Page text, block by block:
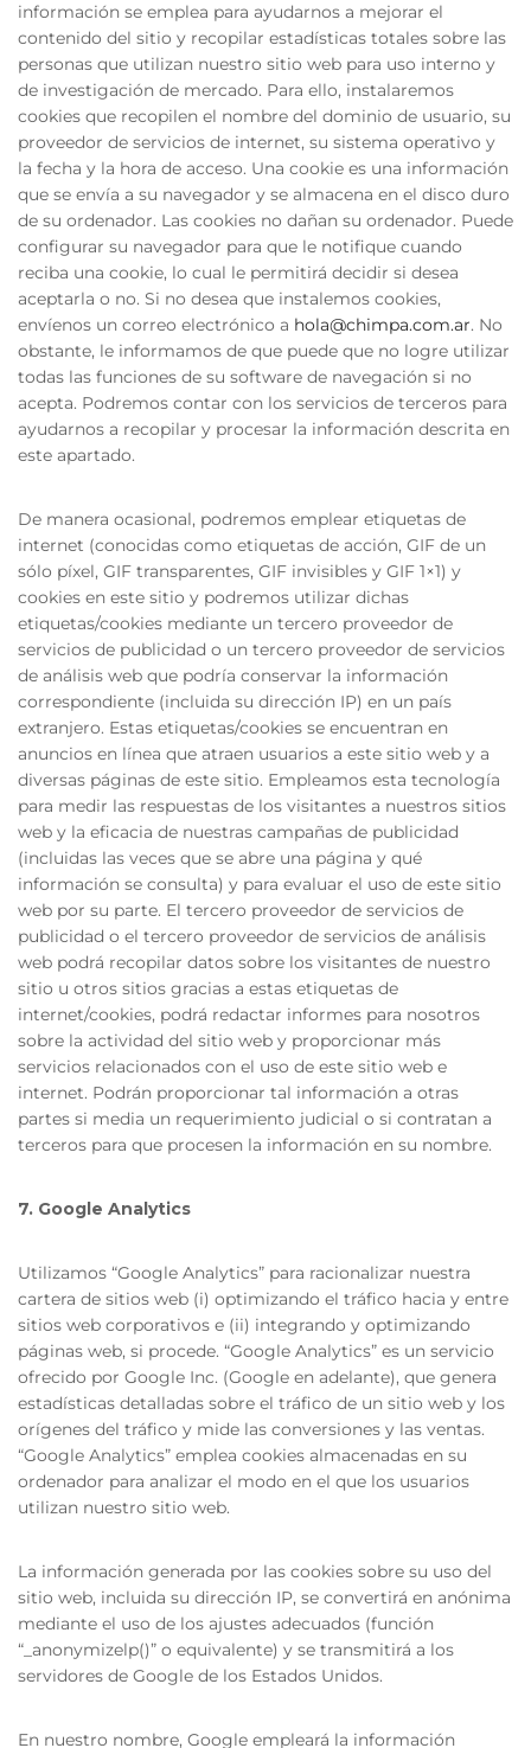
información se emplea para ayudarnos a mejorar el
contenido del sitio y recopilar estadísticas totales sobre las
personas que utilizan nuestro sitio web para uso interno y
de investigación de mercado. Para ello, instalaremos
cookies que recopilen el nombre del dominio de usuario, su
proveedor de servicios de internet, su sistema operativo y
la fecha y la hora de acceso. Una cookie es una información
que se envía a su navegador y se almacena en el disco duro
de su ordenador. Las cookies no dañan su ordenador. Puede
configurar su navegador para que le notifique cuando
reciba una cookie, lo cual le permitirá decidir si desea
aceptarla o no. Si no desea que instalemos cookies,
envíenos un correo electrónico a hola@chimpa.com.ar. No
obstante, le informamos de que puede que no logre utilizar
todas las funciones de su software de navegación si no
acepta. Podremos contar con los servicios de terceros para
ayudarnos a recopilar y procesar la información descrita en
este apartado.
De manera ocasional, podremos emplear etiquetas de
internet (conocidas como etiquetas de acción, GIF de un
sólo píxel, GIF transparentes, GIF invisibles y GIF 1×1) y
cookies en este sitio y podremos utilizar dichas
etiquetas/cookies mediante un tercero proveedor de
servicios de publicidad o un tercero proveedor de servicios
de análisis web que podría conservar la información
correspondiente (incluida su dirección IP) en un país
extranjero. Estas etiquetas/cookies se encuentran en
anuncios en línea que atraen usuarios a este sitio web y a
diversas páginas de este sitio. Empleamos esta tecnología
para medir las respuestas de los visitantes a nuestros sitios
web y la eficacia de nuestras campañas de publicidad
(incluidas las veces que se abre una página y qué
información se consulta) y para evaluar el uso de este sitio
web por su parte. El tercero proveedor de servicios de
publicidad o el tercero proveedor de servicios de análisis
web podrá recopilar datos sobre los visitantes de nuestro
sitio u otros sitios gracias a estas etiquetas de
internet/cookies, podrá redactar informes para nosotros
sobre la actividad del sitio web y proporcionar más
servicios relacionados con el uso de este sitio web e
internet. Podrán proporcionar tal información a otras
partes si media un requerimiento judicial o si contratan a
terceros para que procesen la información en su nombre.
7. Google Analytics
Utilizamos “Google Analytics” para racionalizar nuestra
cartera de sitios web (i) optimizando el tráfico hacia y entre
sitios web corporativos e (ii) integrando y optimizando
páginas web, si procede. “Google Analytics” es un servicio
ofrecido por Google Inc. (Google en adelante), que genera
estadísticas detalladas sobre el tráfico de un sitio web y los
orígenes del tráfico y mide las conversiones y las ventas.
“Google Analytics” emplea cookies almacenadas en su
ordenador para analizar el modo en el que los usuarios
utilizan nuestro sitio web.
La información generada por las cookies sobre su uso del
sitio web, incluida su dirección IP, se convertirá en anónima
mediante el uso de los ajustes adecuados (función
“_anonymizelp()” o equivalente) y se transmitirá a los
servidores de Google de los Estados Unidos.
En nuestro nombre, Google empleará la información